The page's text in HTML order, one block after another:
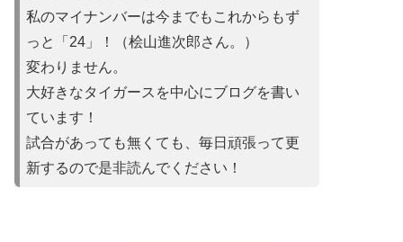
私のマイナンバーは今までもこれからもず
っと「24」！（桧山進次郎さん。）
変わりません。
大好きなタイガースを中心にブログを書い
ています！
試合があっても無くても、毎日頑張って更
新するので是非読んでください！